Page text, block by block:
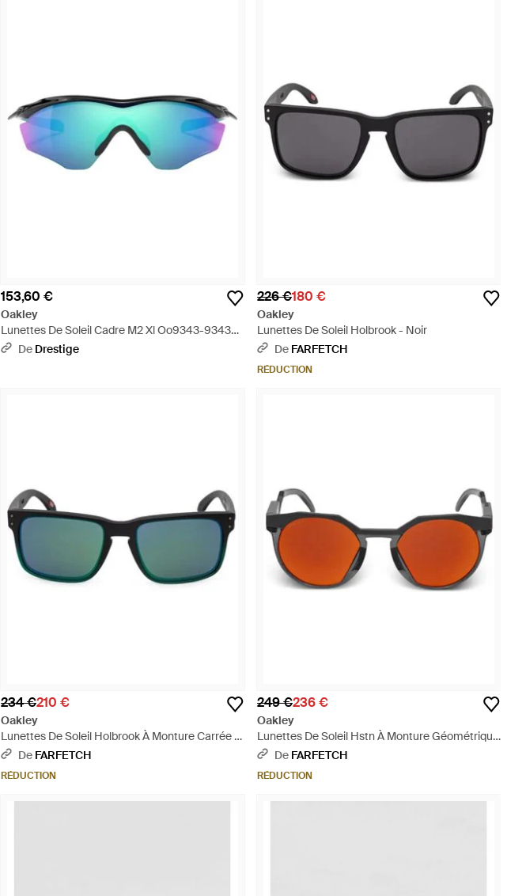
153,60 €
Oakley
Lunettes De Soleil Cadre M2 Xl Oo9343-934321
Homme - Bleu
De Drestige
226 €180 €
Oakley
Lunettes De Soleil Holbrook - Noir
De FARFETCH
RÉDUCTION
234 €210 €
Oakley
Lunettes De Soleil Holbrook À Monture Carrée -
VertDe FARFETCH
RÉDUCTION
249 €236 €
Oakley
Lunettes De Soleil Hstn À Monture Géométrique
- Rose
De FARFETCH
RÉDUCTION